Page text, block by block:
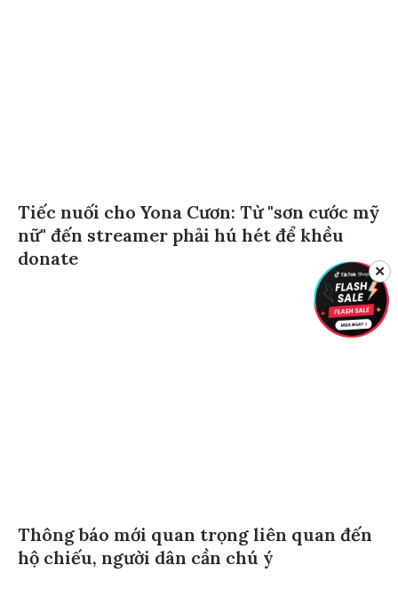
Tiếc nuối cho Yona Cươn: Từ "sơn cước mỹ
nữ" đến streamer phải hú hét để khều
donate
Thông báo mới quan trọng liên quan đến
hộ chiếu, người dân cần chú ý
✕